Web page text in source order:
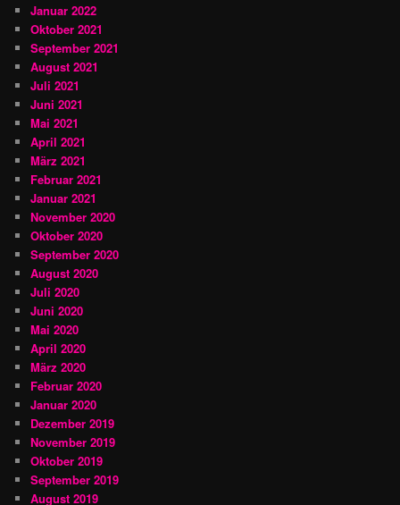
Januar 2022
Oktober 2021
September 2021
August 2021
Juli 2021
Juni 2021
Mai 2021
April 2021
März 2021
Februar 2021
Januar 2021
November 2020
Oktober 2020
September 2020
August 2020
Juli 2020
Juni 2020
Mai 2020
April 2020
März 2020
Februar 2020
Januar 2020
Dezember 2019
November 2019
Oktober 2019
September 2019
August 2019